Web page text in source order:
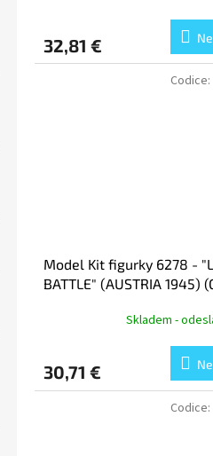
32,81 €
Model Kit figurky 6278 -
BATTLE" (AUSTRIA 1945)
Skladem -
30,71 €
Codice:
Codice: